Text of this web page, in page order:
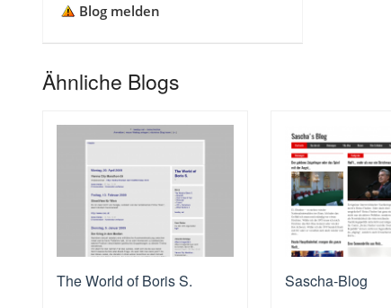
Blog melden
Ähnliche Blogs
The World of Boris S. Sascha-Blog